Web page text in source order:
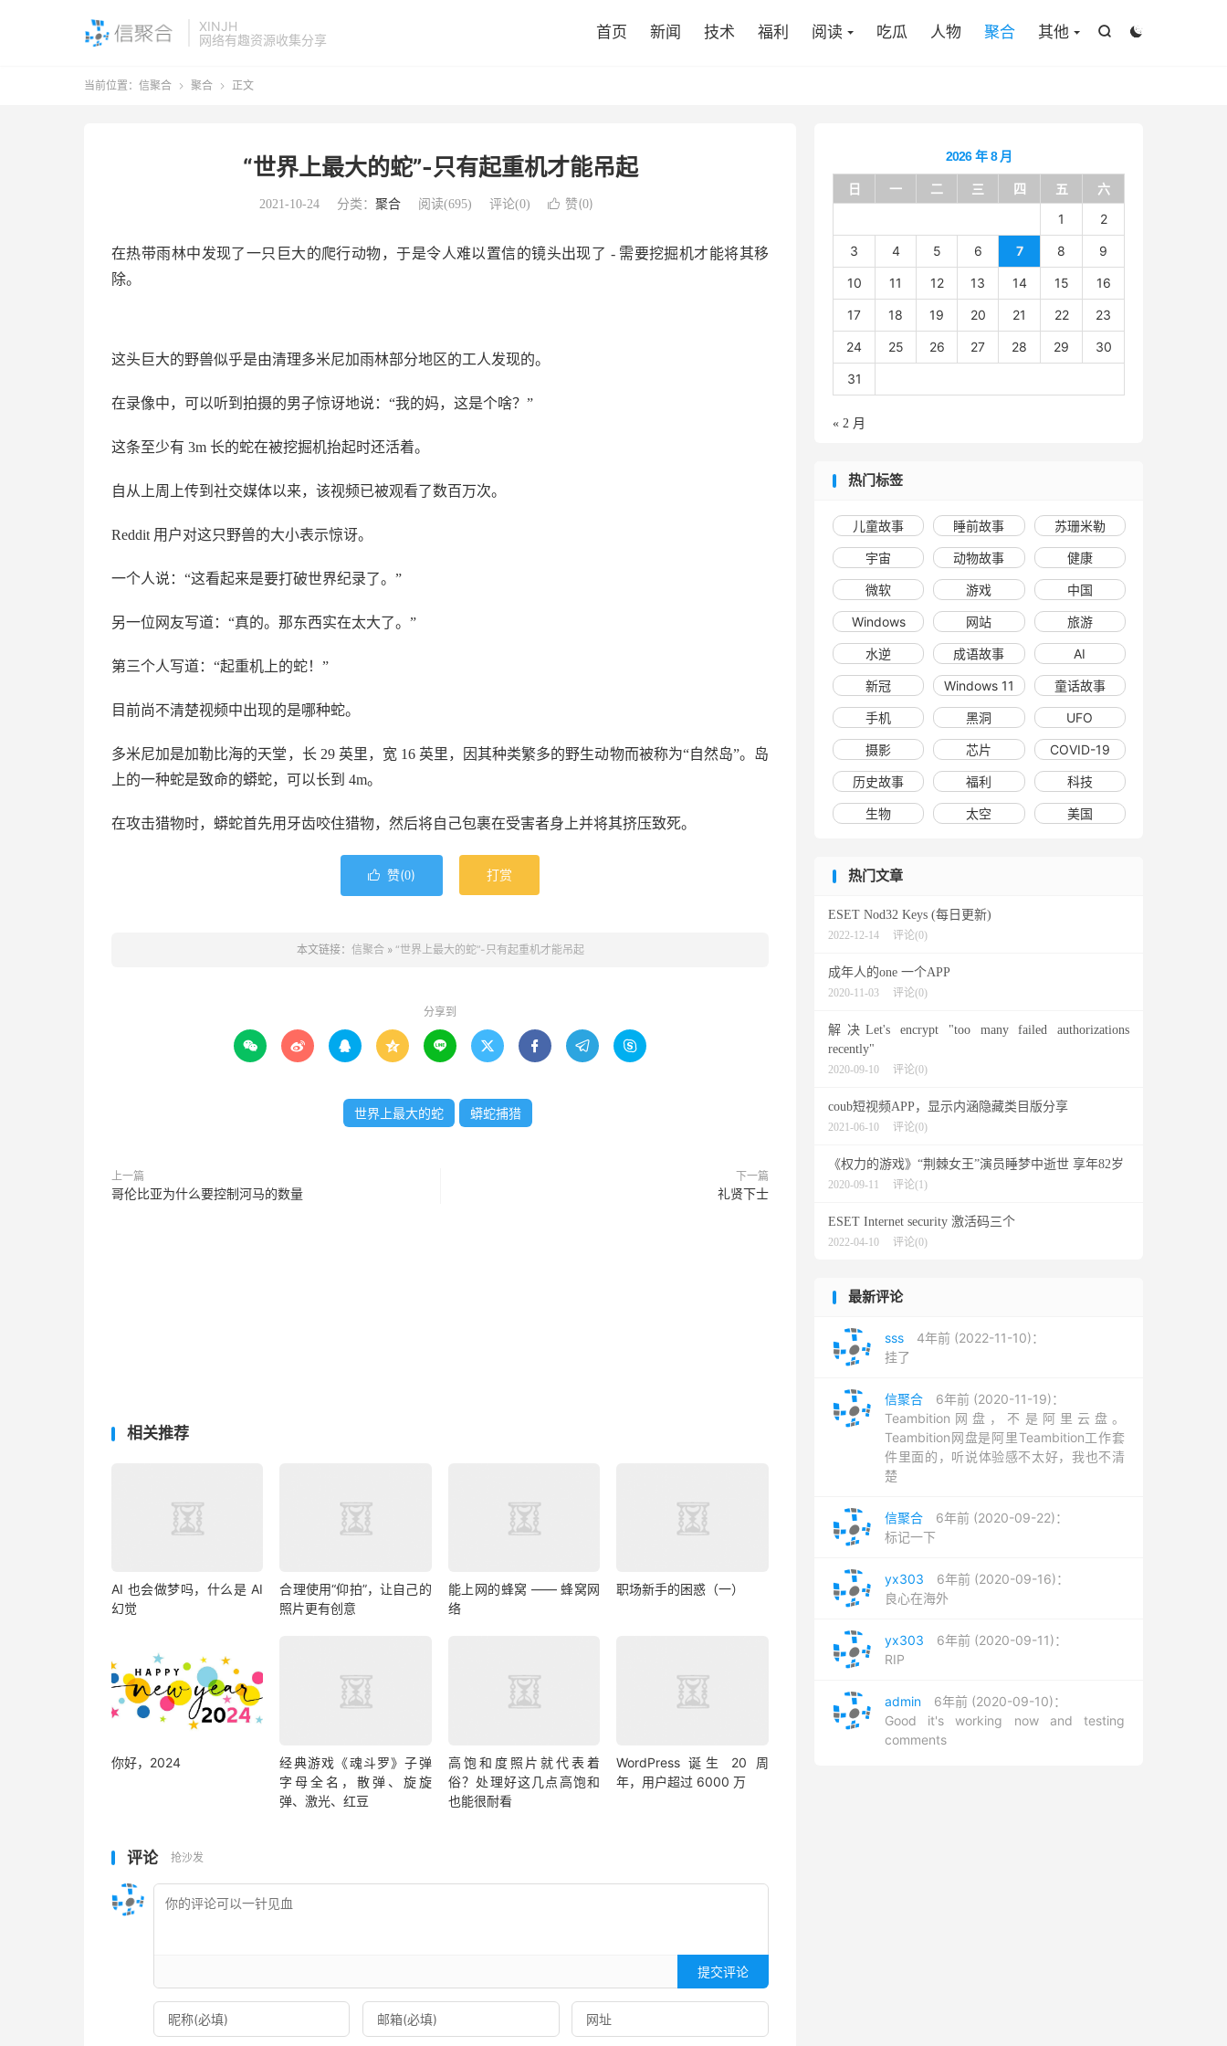
XINJH
网络有趣资源收集分享


首页 新闻 技术 福利 阅读 吃瓜 人物 聚合 其他
当前位置： 信聚合  聚合  正文
“世界上最大的蛇”-只有起重机才能吊起
2021-10-24 分类： 聚合 阅读(695) 评论(0)  赞(0)
在热带雨林中发现了一只巨大的爬行动物，于是令人难以置信的镜头出现了 - 需要挖掘机才能将其移
除。
这头巨大的野兽似乎是由清理多米尼加雨林部分地区的工人发现的。
在录像中，可以听到拍摄的男子惊讶地说：“我的妈，这是个啥？”
这条至少有 3m 长的蛇在被挖掘机抬起时还活着。
自从上周上传到社交媒体以来，该视频已被观看了数百万次。
Reddit 用户对这只野兽的大小表示惊讶。
一个人说：“这看起来是要打破世界纪录了。”
另一位网友写道：“真的。那东西实在太大了。”
第三个人写道：“起重机上的蛇！”
目前尚不清楚视频中出现的是哪种蛇。
多米尼加是加勒比海的天堂，长 29 英里，宽 16 英里，因其种类繁多的野生动物而被称为“自然岛”。岛
上的一种蛇是致命的蟒蛇，可以长到 4m。
在攻击猎物时，蟒蛇首先用牙齿咬住猎物，然后将自己包裹在受害者身上并将其挤压致死。
 赞(0) 打赏
本文链接： 信聚合» “世界上最大的蛇”-只有起重机才能吊起
分享到
        
世界上最大的蛇 蟒蛇捕猎
上一篇
哥伦比亚为什么要控制河马的数量
下一篇
礼贤下士
相关推荐
AI 也会做梦吗，什么是 AI
幻觉
合理使用“仰拍”，让自己的
照片更有创意
能上网的蜂窝 —— 蜂窝网
络
职场新手的困惑（一）
你好，2024
经典游戏《魂斗罗》子弹
字母全名，散弹、旋旋
弹、激光、红豆
高饱和度照片就代表着
俗？处理好这几点高饱和
也能很耐看
WordPress 诞生 20 周
年，用户超过 6000 万
评论 抢沙发
提交评论
2026 年 8 月
日 一 二 三 四 五
六
1
2
3 4 5 6 7 8 9
10 11 12 13 14 15 16
17 18 19 20 21 22 23
24 25 26 27 28 29 30
31
« 2 月
热门标签
儿童故事 睡前故事 苏珊米勒
宇宙 动物故事 健康
微软 游戏 中国
Windows 网站 旅游
水逆 成语故事 AI
新冠 Windows 11 童话故事
手机 黑洞 UFO
摄影 芯片 COVID-19
历史故事 福利 科技
生物 太空 美国
热门文章
ESET Nod32 Keys (每日更新)
2022-12-14 评论(0)
成年人的one 一个APP
2020-11-03 评论(0)
解决Let's encrypt "too many failed authorizations
recently"
2020-09-10 评论(0)
coub短视频APP，显示内涵隐藏类目版分享
2021-06-10 评论(0)
《权力的游戏》“荆棘女王”演员睡梦中逝世 享年82岁
2020-09-11 评论(1)
ESET Internet security 激活码三个
2022-04-10 评论(0)
最新评论
sss
4年前 (2022-11-10)：
挂了
信聚合
6年前 (2020-11-19)：
Teambition网盘，不是阿里云盘。
Teambition网盘是阿里Teambition工作套
件里面的，听说体验感不太好，我也不清
楚
信聚合
6年前 (2020-09-22)：
标记一下
yx303
6年前 (2020-09-16)：
良心在海外
yx303
6年前 (2020-09-11)：
RIP
admin
6年前 (2020-09-10)：
Good it's working now and testing
comments